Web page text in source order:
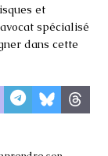
et
spécialisé
dans cette